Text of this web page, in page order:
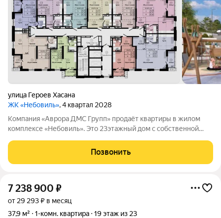
улица Героев Хасана
ЖК «Небовиль», 4 квартал 2028
Компания «Аврора ДМС Групп» продаёт квартиры в жилом
комплексе «Небовиль». Это 23этажный дом с собственной
успеху и хочет окружить себя
Позвонить
7 238 900 ₽
от 29 293 ₽ в месяц
37,9 м²
1-комн. квартира 19 этаж из 23